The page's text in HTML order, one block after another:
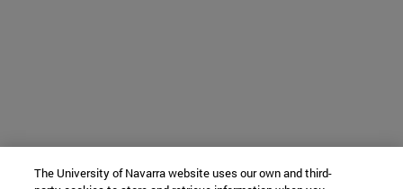
The University of Navarra website uses our own and third-